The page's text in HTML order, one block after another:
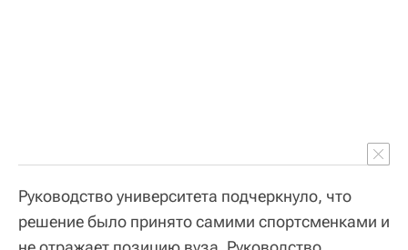
Руководство университета подчеркнуло, что
решение было принято самими спортсменками и